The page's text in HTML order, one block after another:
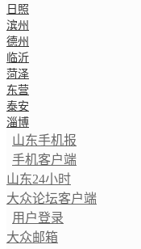
日照
滨州
德州
临沂
菏泽
东营
泰安
淄博
山东手机报
手机客户端
山东24小时
大众论坛客户端
用户登录
大众邮箱